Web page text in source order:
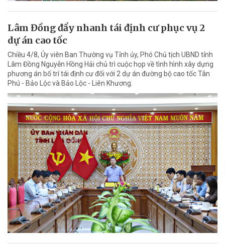
Lâm Đồng đẩy nhanh tái định cư phục vụ 2
dự án cao tốc
Chiều 4/8, Ủy viên Ban Thường vụ Tỉnh ủy, Phó Chủ tịch UBND tỉnh
Lâm Đồng Nguyễn Hồng Hải chủ trì cuộc họp về tình hình xây dựng
phương án bố trí tái định cư đối với 2 dự án đường bộ cao tốc Tân
Phú - Bảo Lộc và Bảo Lộc - Liên Khương.